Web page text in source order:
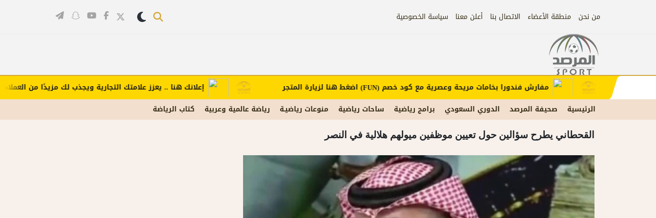
من نحن منطقة الأعضاء الاتصال بنا أعلن معنا سياسة الخصوصية
الرئيسية صحيفة المرصد الدوري السعودي برامج رياضية ساحات رياضية منوعات رياضيـة رياضة عالمية وعربية كتاب الرياضة
إعلانك هنا .. يعزز علامتك التجارية ويجذب لك مزيدًا من العملاء مفارش فندورا بخامات مريحة وعصرية مع كود خصم(FUN)اضغط هنا لزيارة المتجر
القحطاني يطرح سؤالين حول تعيين موظفين ميولهم هلالية في النصر